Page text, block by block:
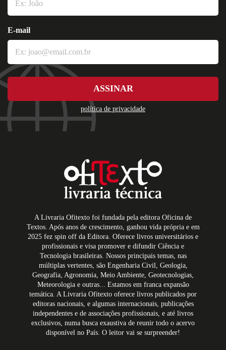
política de privacidade
E-mail
ASSINAR
A Livraria Ofitexto foi fundada pela editora Oficina de
Textos. Após anos de crescimento, ganhou vida própria e em
2025 fez spin off da Editora. Oferece livros universitários e
profissionais e visa promover e difundir Ciência e
Tecnologia brasileiras. Nossos principais temas, nas
múltiplas vertentes, são Engenharia Civil, Geologia,
Geografia, Agronomia, Meio Ambiente, Geotecnologias,
Meteorologia e outras... Estamos em franca expansão
temática. A Livraria Ofitexto oferece livros publicados por
editoras nacionais, e algumas internacionais, publicações
independentes e de associações profissionais, e até livros
exclusivos, numa busca exaustiva de reunir todo o acervo
disponível no País. O leitor vai se surpreender!